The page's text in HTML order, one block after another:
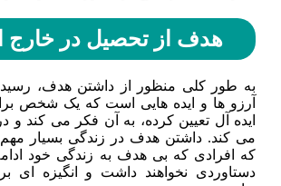
هدف از تحصیل در خارج
به طور کلی منظور از داشتن هدف،
آرزو ها و ایده هایی است که یک شخص
ایده آل تعیین کرده، به آن فکر می کند و
می کند. داشتن هدف در زندگی بسیار
که افرادی که بی هدف به زندگی خود
دستاوردی نخواهند داشت و انگیزه ای